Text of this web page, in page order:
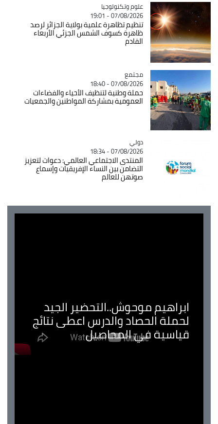
Catégorie
علوم وتكنولوجيا
07/08/2026 - 19:01
تنظيم تظاهرة علمية بولاية الجزائر لرصد
ظاهرة كسوف الشمس الجزئي الأربعاء
القادم
Catégorie
مجتمع
07/08/2026 - 18:40
حملة وطنية لتنظيف الأحياء والفضاءات
العمومية بمشاركة المواطنين والجمعيات
Catégorie
دولي
07/08/2026 - 18:34
المنتدى الاجتماعي العالمي: دعوات لتعزيز
التضامن بين النساء الإفريقيات وإسماع
صوتهن للعالم
ابراهيم موحوش..التحضير الجيد
لحملة الحصاد والدرس اعطى نتائج
قياسية في المحاصيل